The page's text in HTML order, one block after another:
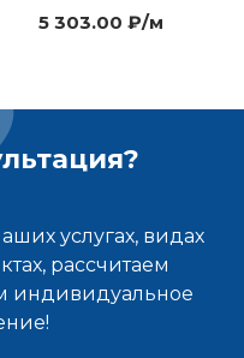
5 303.00 ₽/м
услугах, видах
рассчитаем
индивидуальное